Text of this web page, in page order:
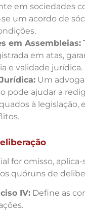
em sociedades
um acordo de
em Assembleias:
em atas,
e validade jurídica.
Um
pode ajudar a
à legislação,
for omisso, aplica-
quóruns de
IV: Define as